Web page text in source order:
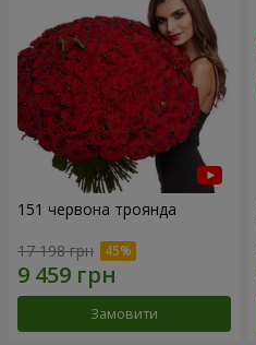
151 червона троянда
17 198 грн
Замовити